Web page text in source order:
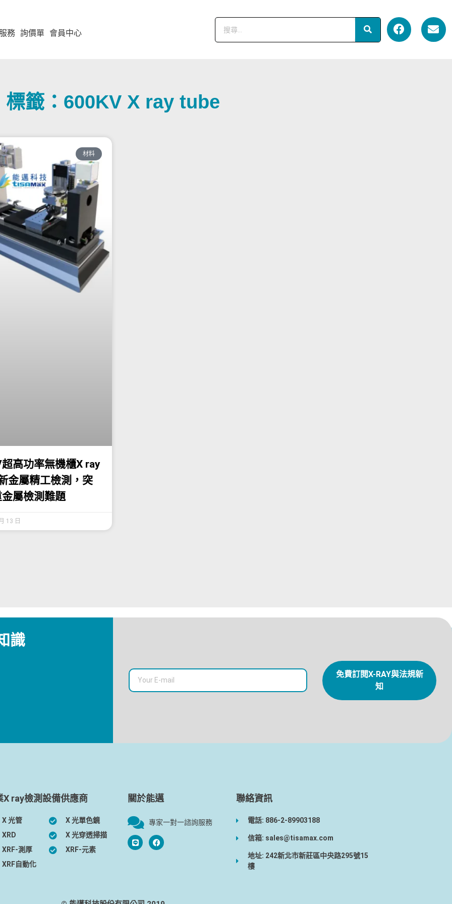
務 詢價單 會員中心
標籤：600KV X ray tube
材料
高功率無機櫃X ray
金屬精工檢測，突
屬檢測難題
13 日
識
免費訂閱X-RAY與法規新
知
X ray檢測設備供應商
光管
測厚
自動化
X 光單色鏡
X 光穿透掃描
XRF-元素
關於能邁
專家一對一諮詢服務
聯絡資訊
電話: 886-2-89903188
信箱: sales@tisamax.com
地址: 242新北市新莊區中央路295號15
樓